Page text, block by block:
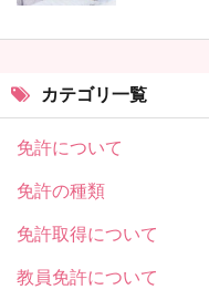
カテゴリ一覧
免許について
免許の種類
免許取得について
教員免許について